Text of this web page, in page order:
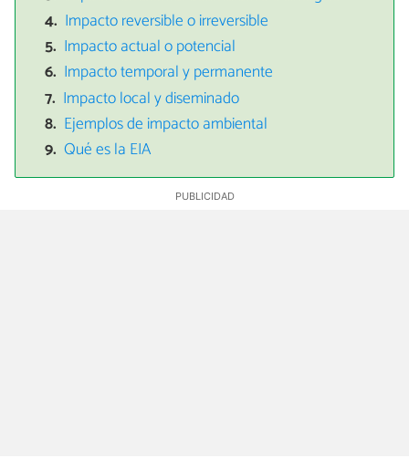
Impacto reversible o irreversible
Impacto actual o potencial
Impacto temporal y permanente
Impacto local y diseminado
Ejemplos de impacto ambiental
Qué es la EIA